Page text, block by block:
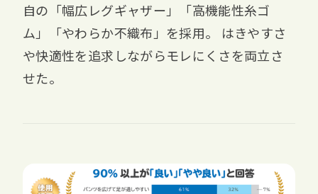
自の「幅広レグギャザー」「高機能性糸ゴ
ム」「やわらか不織布」を採用。 はきやすさ
や快適性を追求しながらモレにくさを両立さ
せた。